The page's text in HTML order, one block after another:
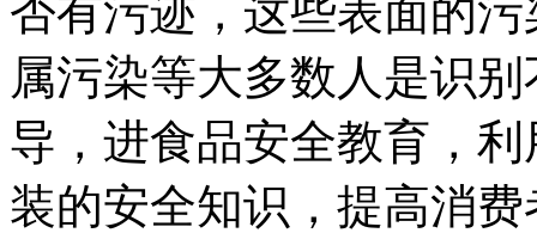
否有污迹，这些表面的
属污染等大多数人是识
导，进食品安全教育，
装的安全知识，提高消